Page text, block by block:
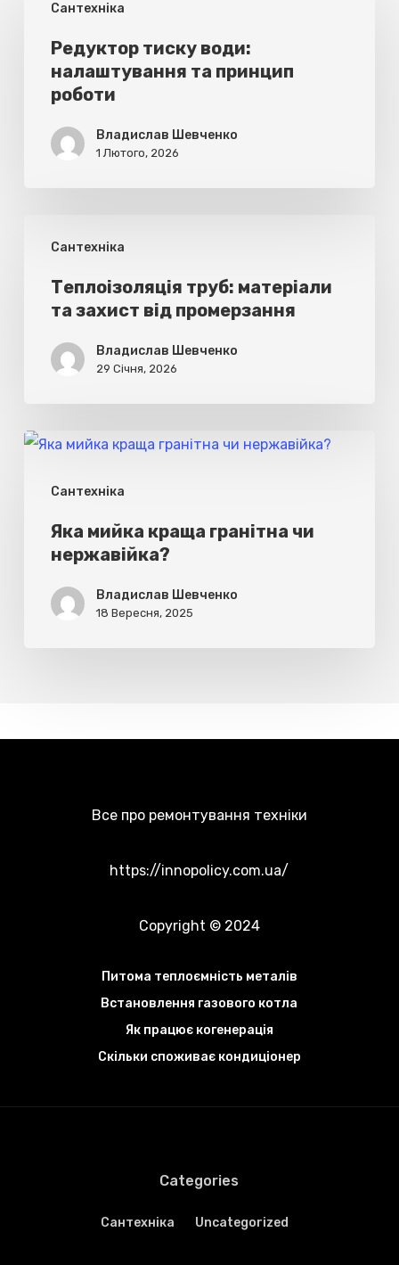
Cантехніка
тиску
води:
налаштування
принцип
роботи
Редуктор тиску води:
налаштування та принцип
роботи
Владислав Шевченко
1 Лютого, 2026
Cантехніка
труб:
матеріали
захист
Теплоізоляція труб: матеріали
та захист від промерзання
Владислав Шевченко
29 Січня, 2026
Cантехніка
Яка
краща
гранітна
нержавійка?
Яка мийка краща гранітна чи
нержавійка?
Владислав Шевченко
18 Вересня, 2025
Все про ремонтування техніки
https://innopolicy.com.ua/
Copyright © 2024
Питома теплоємність металів
Встановлення газового котла
Як працює когенерація
Скільки споживає кондиціонер
Categories
Cантехніка Uncategorized